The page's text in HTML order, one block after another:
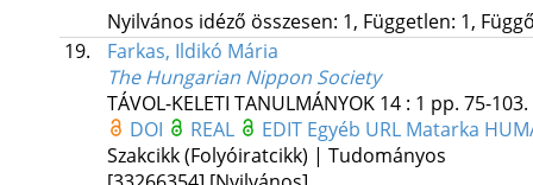
Nyilvános idéző összesen: 1, Független: 1,
19.
Farkas, Ildikó Mária
The Hungarian Nippon Society
TÁVOL-KELETI TANULMÁNYOK 14: 1 pp. 75-
DOI
REAL EDIT Egyéb URL Matarka
Szakcikk (Folyóiratcikk) | Tudományos